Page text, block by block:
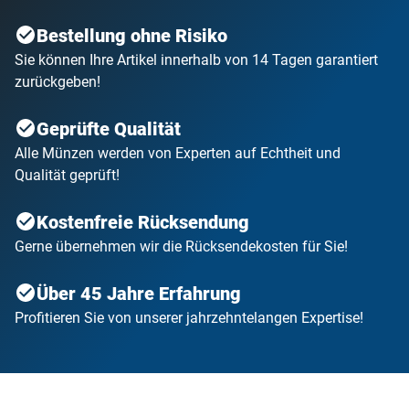
Bestellung ohne Risiko
Sie können Ihre Artikel innerhalb von 14 Tagen garantiert
zurückgeben!
Geprüfte Qualität
Alle Münzen werden von Experten auf Echtheit und
Qualität geprüft!
Kostenfreie Rücksendung
Gerne übernehmen wir die Rücksendekosten für Sie!
Über 45 Jahre Erfahrung
Profitieren Sie von unserer jahrzehntelangen Expertise!